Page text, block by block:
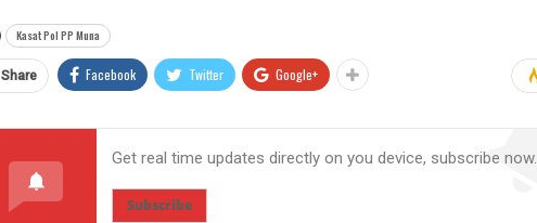
Kasat Pol PP Muna
Share Facebook Twitter Google+
Get real time updates directly on you device, subscribe now.
Subscribe